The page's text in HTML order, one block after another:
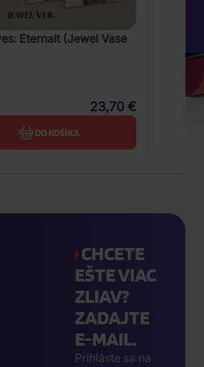
Eternalt (Jewel Vase
23,70 €
DO KOŠÍKA
CHCETE
EŠTE VIAC
ZLIAV?
ZADAJTE
E-MAIL.
Prihláste sa na